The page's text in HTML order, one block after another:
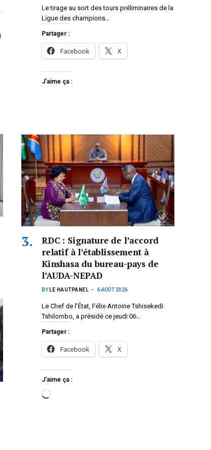
Website
Le tirage au sort des tours préliminaires de la
Ligue des champions…
Partager :
Facebook X
J’aime ça :
RDC : Signature de l’accord
relatif à l’établissement à
Kinshasa du bureau-pays de
l’AUDA-NEPAD
BY LE HAUTPANEL 6 AOÛT 2026
Le Chef de l’État, Félix-Antoine Tshisekedi
Tshilombo, a présidé ce jeudi 06…
Partager :
Facebook X
J’aime ça :